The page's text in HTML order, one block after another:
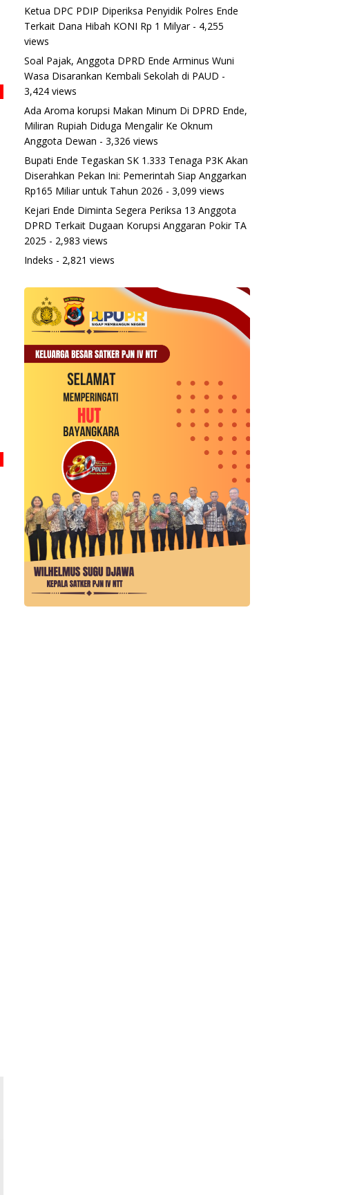
Ketua DPC PDIP Diperiksa Penyidik Polres Ende
Terkait Dana Hibah KONI Rp 1 Milyar- 4,255
views
Soal Pajak, Anggota DPRD Ende Arminus Wuni
Wasa Disarankan Kembali Sekolah di PAUD -
3,424 views
Ada Aroma korupsi Makan Minum Di DPRD Ende,
Miliran Rupiah Diduga Mengalir Ke Oknum
Anggota Dewan - 3,326 views
Bupati Ende Tegaskan SK 1.333 Tenaga P3K Akan
Diserahkan Pekan Ini: Pemerintah Siap Anggarkan
Rp165 Miliar untuk Tahun 2026 - 3,099 views
Kejari Ende Diminta Segera Periksa 13 Anggota
DPRD Terkait Dugaan Korupsi Anggaran Pokir TA
2025 - 2,983 views
Indeks - 2,821 views